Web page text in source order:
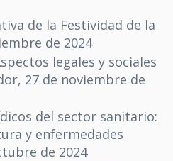
de la Festividad de la
de 2024
legales y sociales
27 de noviembre de
del sector sanitario:
y enfermedades
de 2024